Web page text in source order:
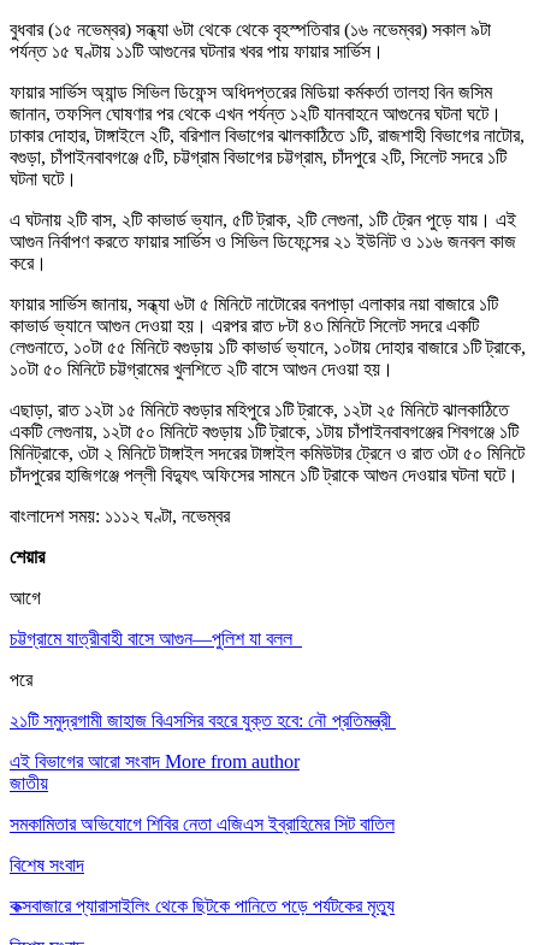
বুধবার (১৫ নভেম্বর) সন্ধ্যা ৬টা থেকে থেকে বৃহস্পতিবার (১৬ নভেম্বর) সকাল ৯টা
পর্যন্ত ১৫ ঘণ্টায় ১১টি আগুনের ঘটনার খবর পায় ফায়ার সার্ভিস।
ফায়ার সার্ভিস অ্যান্ড সিভিল ডিফেন্স অধিদপ্তরের মিডিয়া কর্মকর্তা তালহা বিন জসিম
জানান, তফসিল ঘোষণার পর থেকে এখন পর্যন্ত ১২টি যানবাহনে আগুনের ঘটনা ঘটে।
ঢাকার দোহার, টাঙ্গাইলে ২টি, বরিশাল বিভাগের ঝালকাঠিতে ১টি, রাজশাহী বিভাগের নাটোর,
বগুড়া, চাঁপাইনবাবগঞ্জে ৫টি, চট্টগ্রাম বিভাগের চট্টগ্রাম, চাঁদপুরে ২টি, সিলেট সদরে ১টি
ঘটনা ঘটে।
এ ঘটনায় ২টি বাস, ২টি কাভার্ড ভ্যান, ৫টি ট্রাক, ২টি লেগুনা, ১টি ট্রেন পুড়ে যায়। এই
আগুন নির্বাপণ করতে ফায়ার সার্ভিস ও সিভিল ডিফেন্সের ২১ ইউনিট ও ১১৬ জনবল কাজ
করে।
ফায়ার সার্ভিস জানায়, সন্ধ্যা ৬টা ৫ মিনিটে নাটোরের বনপাড়া এলাকার নয়া বাজারে ১টি
কাভার্ড ভ্যানে আগুন দেওয়া হয়। এরপর রাত ৮টা ৪৩ মিনিটে সিলেট সদরে একটি
লেগুনাতে, ১০টা ৫৫ মিনিটে বগুড়ায় ১টি কাভার্ড ভ্যানে, ১০টায় দোহার বাজারে ১টি ট্রাকে,
১০টা ৫০ মিনিটে চট্টগ্রামের খুলশিতে ২টি বাসে আগুন দেওয়া হয়।
এছাড়া, রাত ১২টা ১৫ মিনিটে বগুড়ার মহিপুরে ১টি ট্রাকে, ১২টা ২৫ মিনিটে ঝালকাঠিতে
একটি লেগুনায়, ১২টা ৫০ মিনিটে বগুড়ায় ১টি ট্রাকে, ১টায় চাঁপাইনবাবগঞ্জের শিবগঞ্জে ১টি
মিনিট্রাকে, ৩টা ২ মিনিটে টাঙ্গাইল সদরের টাঙ্গাইল কমিউটার ট্রেনে ও রাত ৩টা ৫০ মিনিটে
চাঁদপুরের হাজিগঞ্জে পল্লী বিদ্যুৎ অফিসের সামনে ১টি ট্রাকে আগুন দেওয়ার ঘটনা ঘটে।
বাংলাদেশ সময়: ১১১২ ঘণ্টা, নভেম্বর
শেয়ার
আগে
চট্টগ্রামে যাত্রীবাহী বাসে আগুন—পুলিশ যা বলল
পরে
২১টি সমুদ্রগামী জাহাজ বিএসসির বহরে যুক্ত হবে: নৌ প্রতিমন্ত্রী
এই বিভাগের আরো সংবাদ More from author
জাতীয়
সমকামিতার অভিযোগে শিবির নেতা এজিএস ইব্রাহিমের সিট বাতিল
বিশেষ সংবাদ
কক্সবাজারে প্যারাসাইলিং থেকে ছিটকে পানিতে পড়ে পর্যটকের মৃত্যু